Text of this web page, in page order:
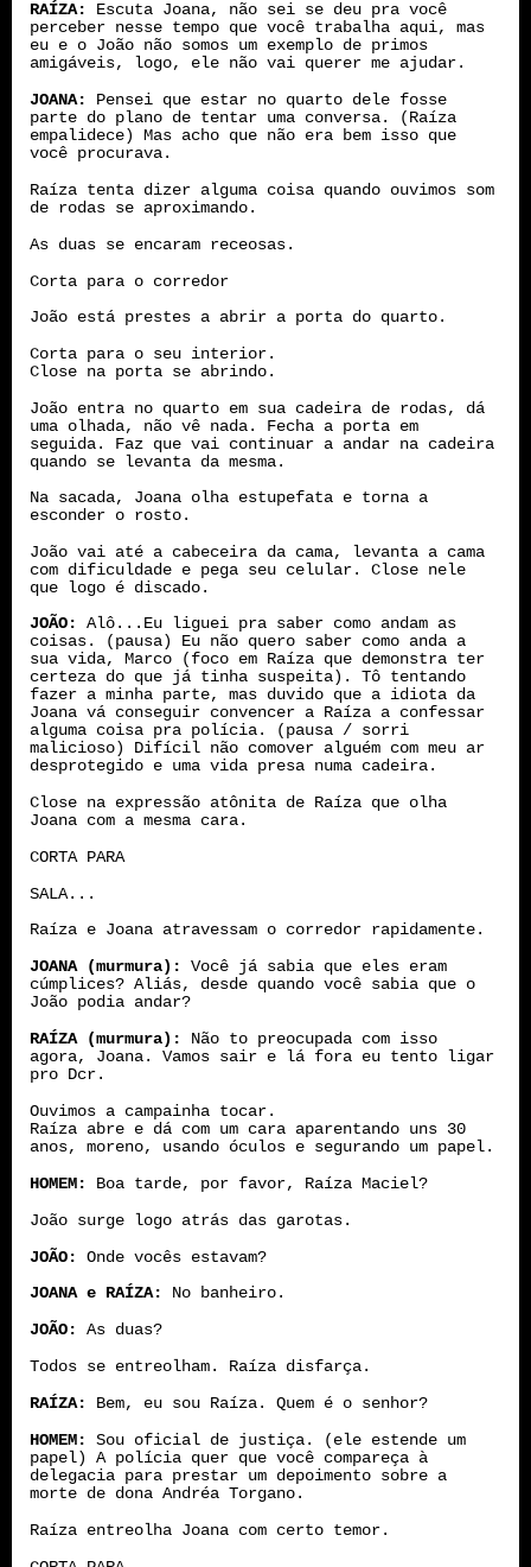
RAÍZA:
Escuta Joana, não sei se deu pra você
perceber nesse tempo que você trabalha aqui, mas
eu e o João não somos um exemplo de primos
amigáveis, logo, ele não vai querer me ajudar.
JOANA:
Pensei que estar no quarto dele fosse
parte do plano de tentar uma conversa. (Raíza
empalidece) Mas acho que não era bem isso que
você procurava.
Raíza tenta dizer alguma coisa quando ouvimos som
de rodas se aproximando.
As duas se encaram receosas.
Corta para o corredor
João está prestes a abrir a porta do quarto.
Corta para o seu interior.
Close na porta se abrindo.
João entra no quarto em sua cadeira de rodas, dá
uma olhada, não vê nada. Fecha a porta em
seguida. Faz que vai continuar a andar na cadeira
quando se levanta da mesma.
Na sacada, Joana olha estupefata e torna a
esconder o rosto.
João vai até a cabeceira da cama, levanta a cama
com dificuldade e pega seu celular. Close nele
que logo é discado.
JOÃO:
Alô...Eu liguei pra saber como andam as
coisas. (pausa) Eu não quero saber como anda a
sua vida, Marco (foco em Raíza que demonstra ter
certeza do que já tinha suspeita). Tô tentando
fazer a minha parte, mas duvido que a idiota da
Joana vá conseguir convencer a Raíza a confessar
alguma coisa pra polícia. (pausa / sorri
malicioso) Difícil não comover alguém com meu ar
desprotegido e uma vida presa numa cadeira.
Close na expressão atônita de Raíza que olha
Joana com a mesma cara.
CORTA PARA
SALA...
Raíza e Joana atravessam o corredor rapidamente.
JOANA (murmura):
Você já sabia que eles eram
cúmplices? Aliás, desde quando você sabia que o
João podia andar?
RAÍZA (murmura):
Não to preocupada com isso
agora, Joana. Vamos sair e lá fora eu tento ligar
pro Dcr.
Ouvimos a campainha tocar.
Raíza abre e dá com um cara aparentando uns 30
anos, moreno, usando óculos e segurando um papel.
HOMEM:
Boa tarde, por favor, Raíza Maciel?
João surge logo atrás das garotas.
JOÃO:
Onde vocês estavam?
JOANA e RAÍZA:
No banheiro.
JOÃO:
As duas?
Todos se entreolham. Raíza disfarça.
RAÍZA:
Bem, eu sou Raíza. Quem é o senhor?
HOMEM:
Sou oficial de justiça. (ele estende um
papel) A polícia quer que você compareça à
delegacia para prestar um depoimento sobre a
morte de dona Andréa Torgano.
Raíza entreolha Joana com certo temor.